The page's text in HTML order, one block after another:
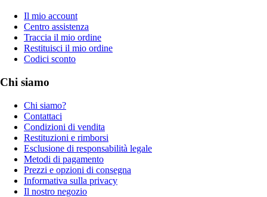
Il mio account
Centro assistenza
Traccia il mio ordine
Restituisci il mio ordine
Codici sconto
Chi siamo
Chi siamo?
Contattaci
Condizioni di vendita
Restituzioni e rimborsi
Esclusione di responsabilità legale
Metodi di pagamento
Prezzi e opzioni di consegna
Informativa sulla privacy
Il nostro negozio